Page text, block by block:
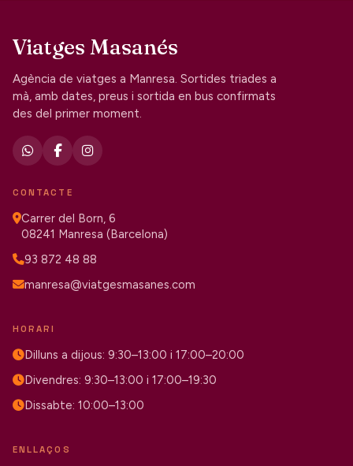
Viatges Masanés
Agència de viatges a Manresa. Sortides triades a
mà, amb dates, preus i sortida en bus confirmats
des del primer moment.
CONTACTE
Carrer del Born, 6
08241 Manresa (Barcelona)
93 872 48 88
manresa@viatgesmasanes.com
HORARI
Dilluns a dijous: 9:30–13:00 i 17:00–20:00
Divendres: 9:30–13:00 i 17:00–19:30
Dissabte: 10:00–13:00
ENLLAÇOS